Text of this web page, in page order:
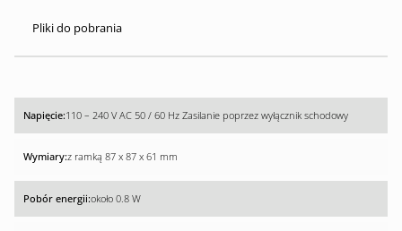
Pliki do pobrania
110 – 240 V AC 50 / 60 Hz Zasilanie poprzez wyłącznik schodowy
z ramką 87 x 87 x 61 mm
około 0.8 W